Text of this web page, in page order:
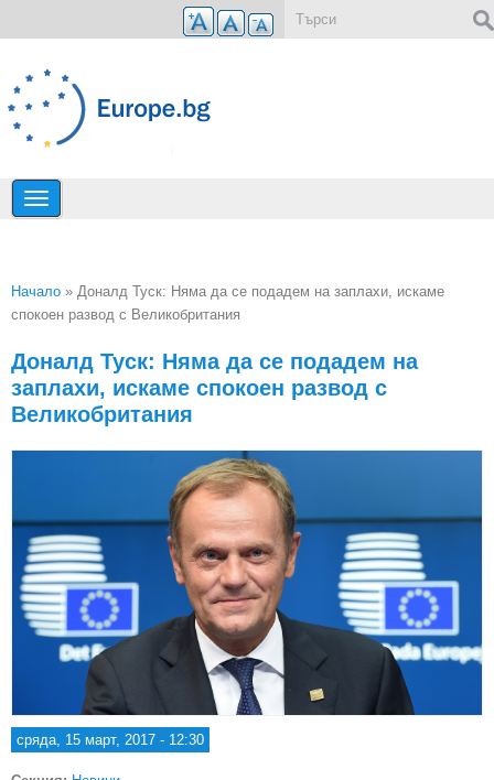
Премини към основното съдържание
Вие сте тук
Начало » Доналд Туск: Няма да се подадем на заплахи, искаме
спокоен развод с Великобритания
Доналд Туск: Няма да се подадем на
заплахи, искаме спокоен развод с
Великобритания
сряда, 15 март, 2017 - 12:30